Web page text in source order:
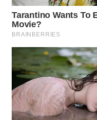
WN
PRIANGAN
TIMUR
WN
SEMARANG
WN
SOLO